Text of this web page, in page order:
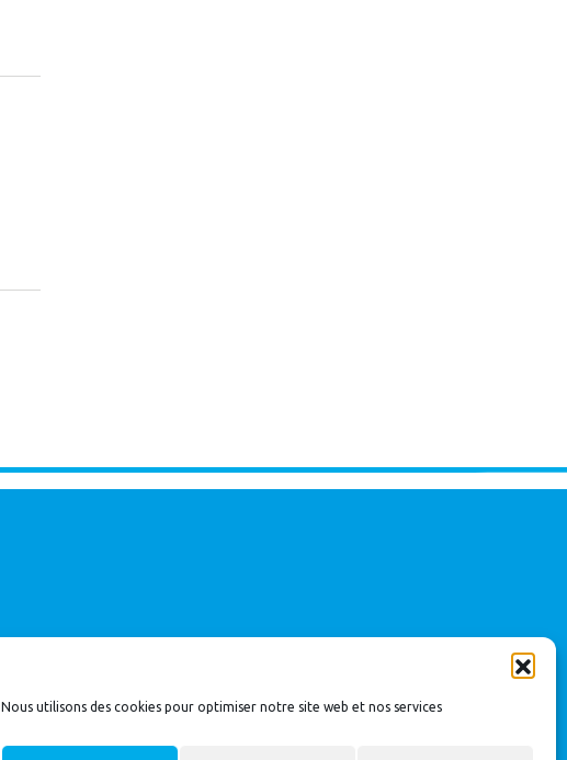
Nous utilisons des cookies pour optimiser notre site web et nos services